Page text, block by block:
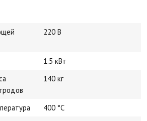
220 В
1.5 кВт
140 кг
400 °С